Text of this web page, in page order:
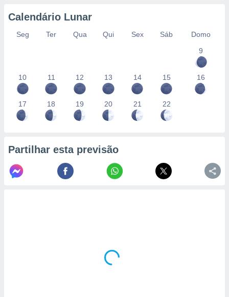
Calendário Lunar
Seg Ter Qua Qui Sex Sáb
Domo
9
10 11 12 13 14 15 16
17 18 19 20 21 22
Partilhar esta previsão